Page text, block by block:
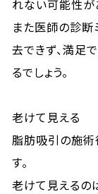
れない可能性が
また医師の診断
去できず、満足
るでしょう。
老けて見える
脂肪吸引の施術
す。
老けて見えるの